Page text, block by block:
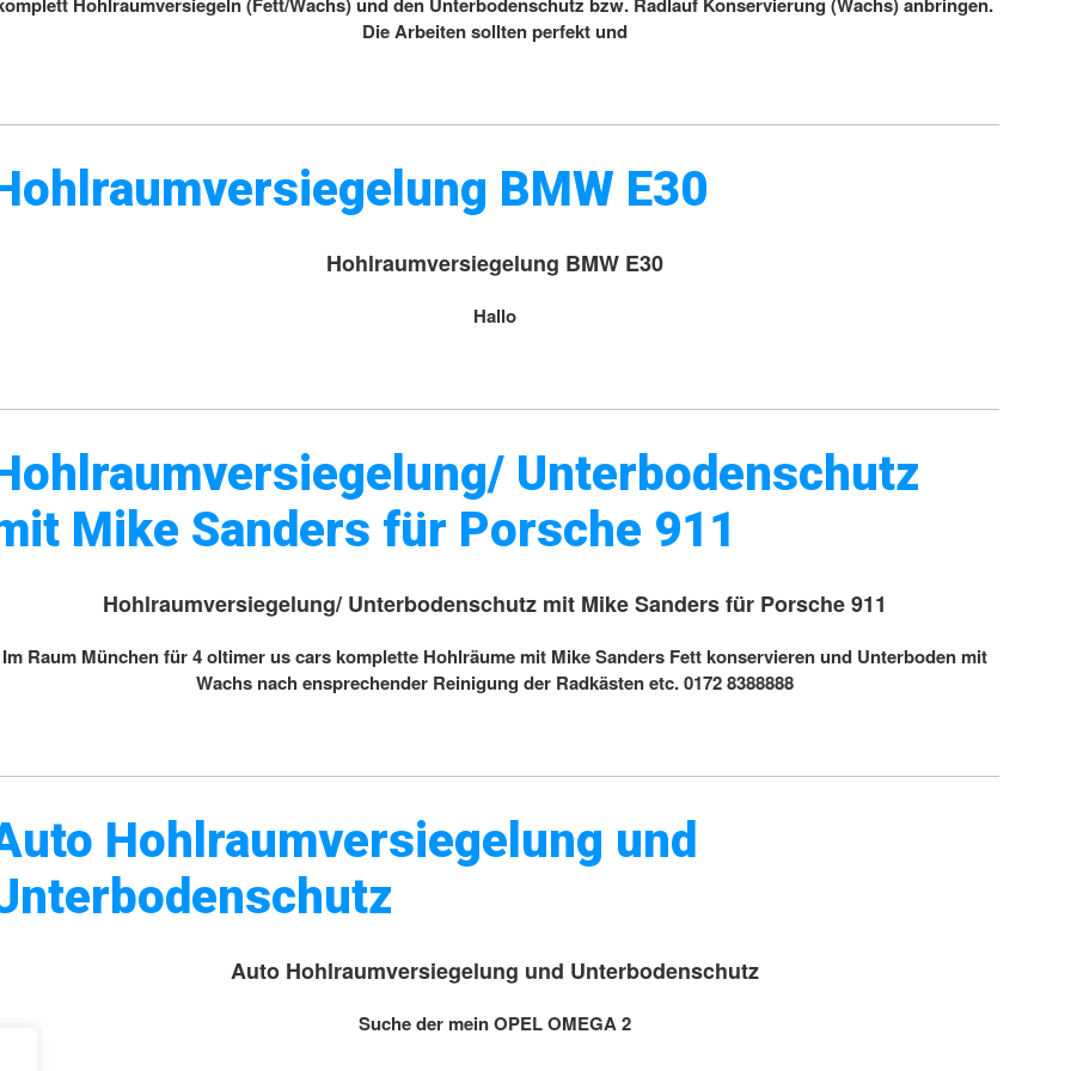
Die Arbeiten sollten perfekt und
BMW E30
Hohlraumversiegelung BMW E30
Hallo
Unterbodenschutz
Mike Sanders für Porsche 911
Hohlraumversiegelung/ Unterbodenschutz mit Mike Sanders für Porsche 911
Im Raum München für 4 oltimer us cars komplette Hohlräume mit Mike Sanders Fett konservieren und Unterboden mit
Wachs nach ensprechender Reinigung der Radkästen etc. 0172 8388888
Hohlraumversiegelung und
Auto Hohlraumversiegelung und Unterbodenschutz
Suche der mein OPEL OMEGA 2